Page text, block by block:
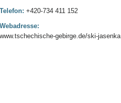
Telefon: +420-734 411 152
Webadresse:
www.tschechische-gebirge.de/ski-jasenka